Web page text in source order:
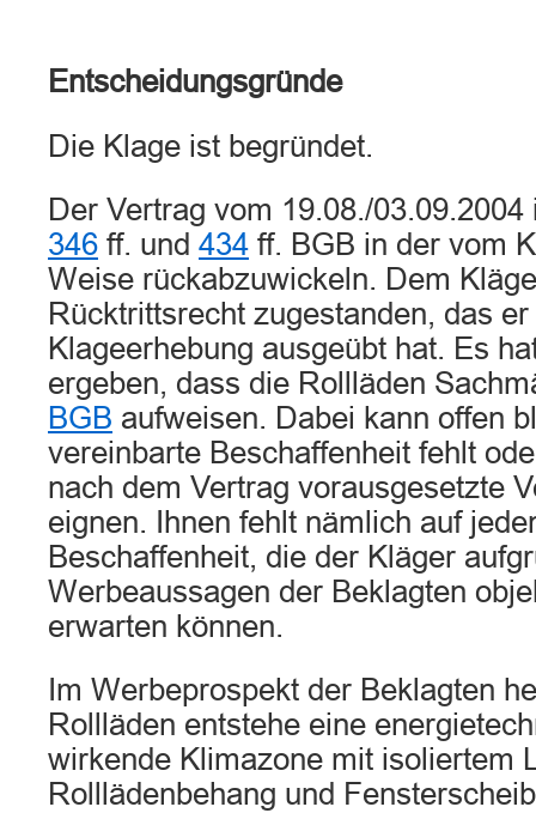
Entscheidungsgründe
Die Klage ist begründet.
Der Vertrag vom 19.08./
346 ff. und 434 ff. BGB in der vom
Weise rückabzuwickeln. Dem
Rücktrittsrecht zugestanden, das
Klageerhebung ausgeübt hat. Es
ergeben, dass die Rollläden
BGB aufweisen. Dabei kann offen
vereinbarte Beschaffenheit fehlt
nach dem Vertrag vorausgesetzte
eignen. Ihnen fehlt nämlich auf
Beschaffenheit, die der Kläger
Werbeaussagen der Beklagten
erwarten können.
Im Werbeprospekt der Beklagten
Rollläden entstehe eine
wirkende Klimazone mit isoliertem
Rolllädenbehang und